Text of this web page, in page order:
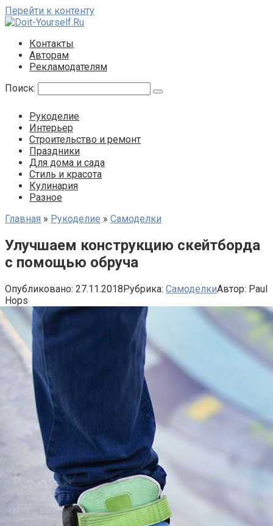
Перейти к контенту
Контакты
Авторам
Рекламодателям
Поиск:
Рукоделие
Интерьер
Строительство и ремонт
Праздники
Для дома и сада
Стиль и красота
Кулинария
Разное
Главная » Рукоделие » Самоделки
Улучшаем конструкцию скейтборда
с помощью обруча
Опубликовано: 27.11.2018Рубрика: СамоделкиАвтор: Paul
Hops